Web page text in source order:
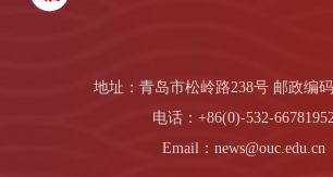
地址：青岛市松岭路238号 邮政编
电话：+86(0)-532-
Email：news@ouc.edu.cn